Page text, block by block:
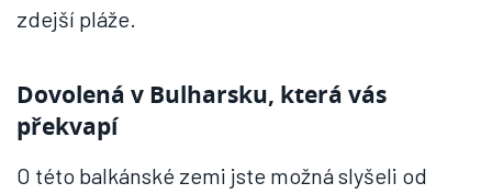
zdejší pláže.
Dovolená v Bulharsku, která vás
překvapí
O této balkánské zemi jste možná slyšeli od